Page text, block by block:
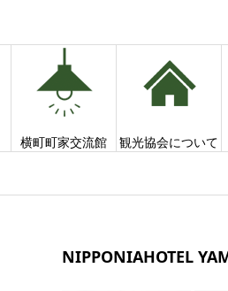
横町町家交流館 観光協会について
NIPPONIAHOTEL